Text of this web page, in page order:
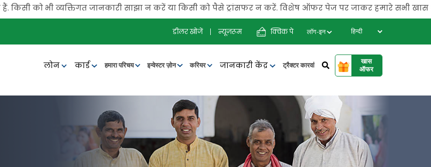
भी व्यक्तिगत जानकारी साझा न करें या किसी को पैसे ट्रांसफर न करें. विशेष ऑफर पेज पर जाकर हमारे सभी खास ऑफर
डीलर खोजें न्यूज़रूम क्विक पे लॉग-इन
लोन कार्ड हमारा परिचय इन्वेस्टर ज़ोन करियर जानकारी केंद्र ट्रैक्टर कारवां
खास
ऑफर